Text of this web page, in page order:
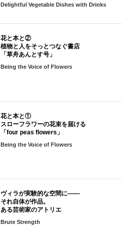
Delightful Vegetable Dishes with Drinks
花と本と②
植物と人をそっとつなぐ書店
「草舟あんとす号」
Being the Voice of Flowers
花と本と①
スローフラワーの花束を届ける
「four peas flowers」
Being the Voice of Flowers
ヴィラが実験的な空間に――
それ自体が作品。
ある芸術家のアトリエ
Brute Strength